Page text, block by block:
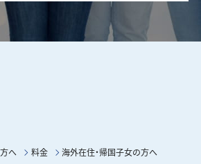
へ 料金 海外在住・帰国子女の方へ